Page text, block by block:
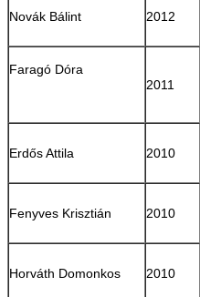
Novák Bálint 2012
Faragó Dóra
2011
Erdős Attila 2010
Fenyves Krisztián 2010
Horváth Domonkos 2010